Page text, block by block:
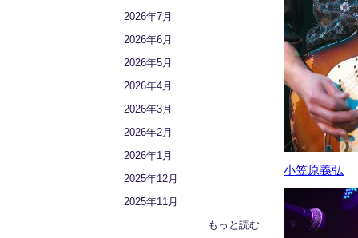
2026年7月
2026年6月
2026年5月
2026年4月
2026年3月
2026年2月
2026年1月
2025年12月
2025年11月
もっと読む
小笠原義弘